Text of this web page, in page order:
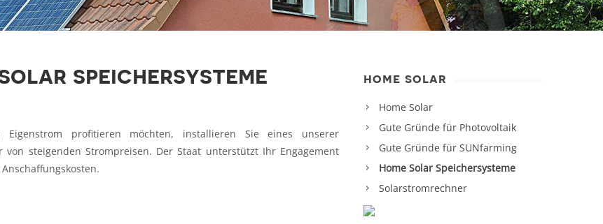
speichersysteme
profitieren möchten, installieren Sie eines unserer
steigenden Strompreisen. Der Staat unterstützt Ihr Engagement
home solar
Home Solar
Gute Gründe für Photovoltaik
Gute Gründe für SUNfarming
Home Solar Speichersysteme
Solarstromrechner